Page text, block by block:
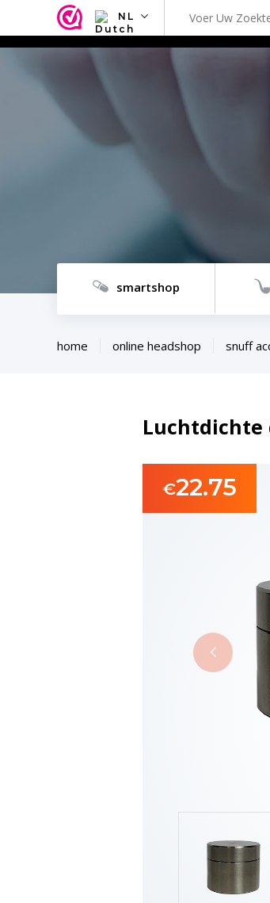
NL
smartshop
home online headshop snuff
€22.75